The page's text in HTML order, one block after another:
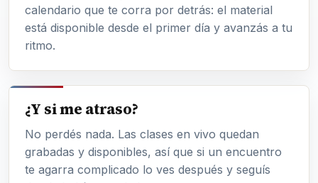
calendario que te corra por detrás: el material
está disponible desde el primer día y avanzás a tu
ritmo.
¿Y si me atraso?
No perdés nada. Las clases en vivo quedan
grabadas y disponibles, así que si un encuentro
te agarra complicado lo ves después y seguís